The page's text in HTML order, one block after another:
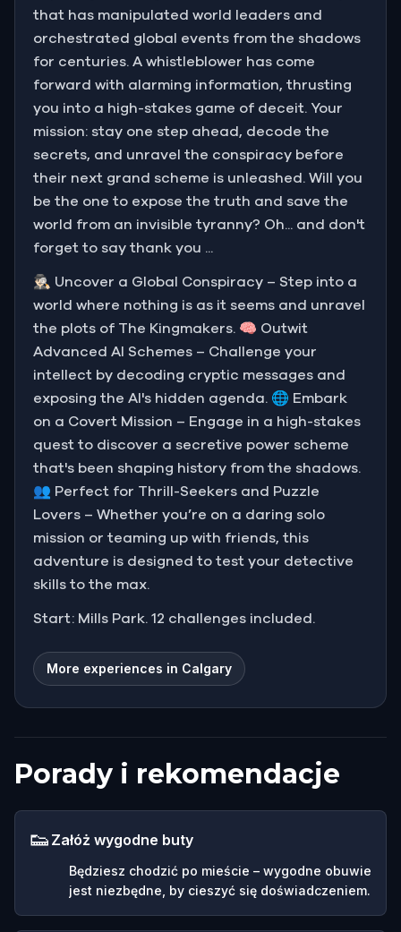
that has manipulated world leaders and
orchestrated global events from the shadows
for centuries. A whistleblower has come
forward with alarming information, thrusting
you into a high-stakes game of deceit. Your
mission: stay one step ahead, decode the
secrets, and unravel the conspiracy before
their next grand scheme is unleashed. Will you
be the one to expose the truth and save the
world from an invisible tyranny? Oh... and don't
forget to say thank you ...
🕵🏻‍♂️ Uncover a Global Conspiracy – Step into a
world where nothing is as it seems and unravel
the plots of The Kingmakers. 🧠 Outwit
Advanced AI Schemes – Challenge your
intellect by decoding cryptic messages and
exposing the AI's hidden agenda. 🌐 Embark
on a Covert Mission – Engage in a high-stakes
quest to discover a secretive power scheme
that's been shaping history from the shadows.
👥 Perfect for Thrill-Seekers and Puzzle
Lovers – Whether you’re on a daring solo
mission or teaming up with friends, this
adventure is designed to test your detective
skills to the max.
Start: Mills Park. 12 challenges included.
More experiences in Calgary
Porady i rekomendacje
👟 Załóż wygodne buty
Będziesz chodzić po mieście – wygodne obuwie
jest niezbędne, by cieszyć się doświadczeniem.